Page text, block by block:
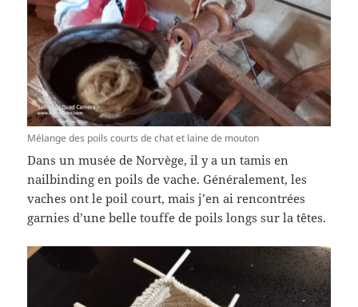
Mélange des poils courts de chat et laine de mouton
Dans un musée de Norvège, il y a un tamis en
nailbinding en poils de vache. Généralement, les
vaches ont le poil court, mais j’en ai rencontrées
garnies d’une belle touffe de poils longs sur la têtes.